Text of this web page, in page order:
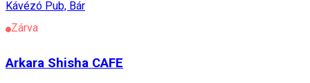
Kávézó Pub, Bár
Zárva
Arkara Shisha CAFE